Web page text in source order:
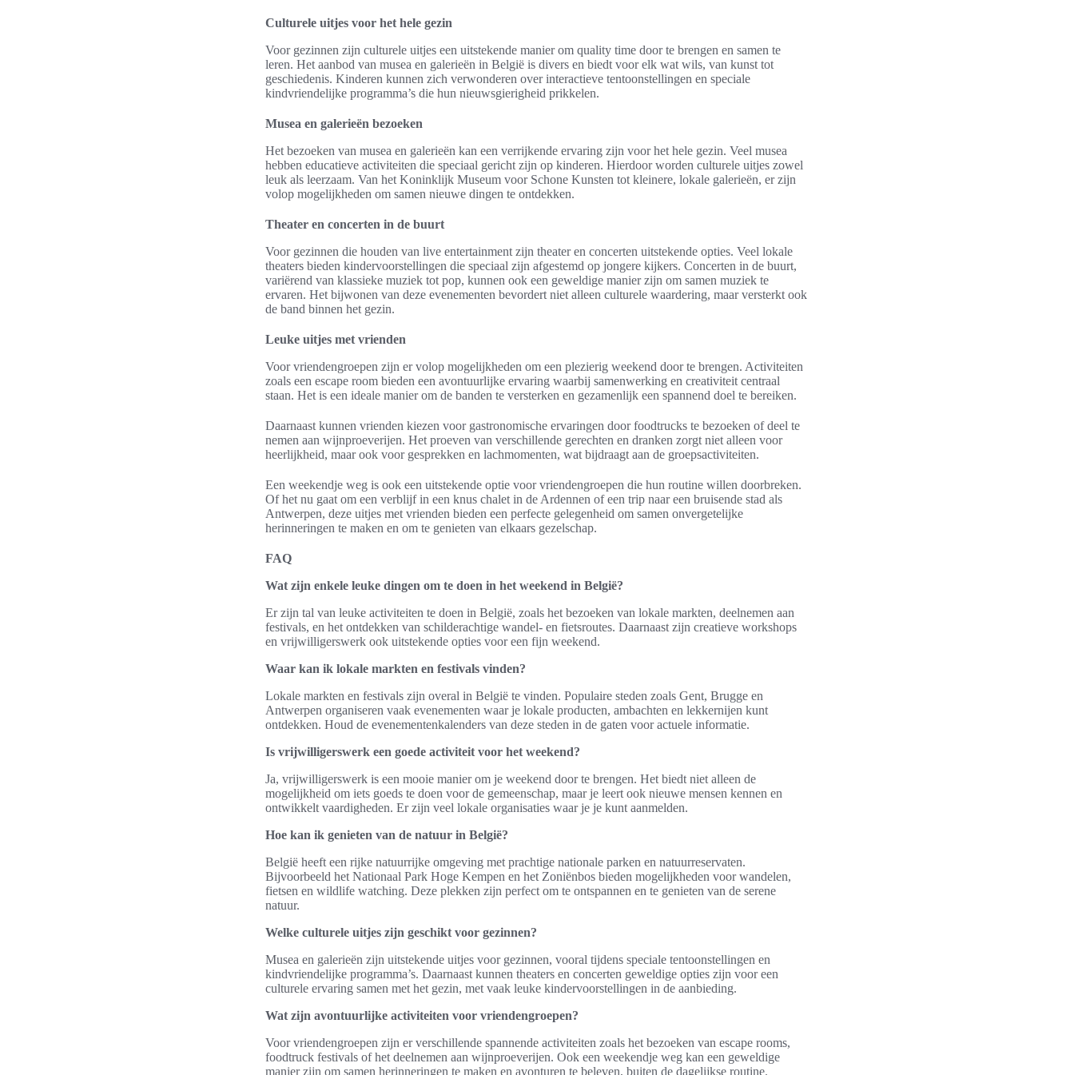
Culturele uitjes voor het hele gezin
Voor gezinnen zijn culturele uitjes een uitstekende manier om quality time door te brengen en samen te
leren. Het aanbod van musea en galerieën in België is divers en biedt voor elk wat wils, van kunst tot
geschiedenis. Kinderen kunnen zich verwonderen over interactieve tentoonstellingen en speciale
kindvriendelijke programma’s die hun nieuwsgierigheid prikkelen.
Musea en galerieën bezoeken
Het bezoeken van musea en galerieën kan een verrijkende ervaring zijn voor het hele gezin. Veel musea
hebben educatieve activiteiten die speciaal gericht zijn op kinderen. Hierdoor worden culturele uitjes zowel
leuk als leerzaam. Van het Koninklijk Museum voor Schone Kunsten tot kleinere, lokale galerieën, er zijn
volop mogelijkheden om samen nieuwe dingen te ontdekken.
Theater en concerten in de buurt
Voor gezinnen die houden van live entertainment zijn theater en concerten uitstekende opties. Veel lokale
theaters bieden kindervoorstellingen die speciaal zijn afgestemd op jongere kijkers. Concerten in de buurt,
variërend van klassieke muziek tot pop, kunnen ook een geweldige manier zijn om samen muziek te
ervaren. Het bijwonen van deze evenementen bevordert niet alleen culturele waardering, maar versterkt ook
de band binnen het gezin.
Leuke uitjes met vrienden
Voor vriendengroepen zijn er volop mogelijkheden om een plezierig weekend door te brengen. Activiteiten
zoals een escape room bieden een avontuurlijke ervaring waarbij samenwerking en creativiteit centraal
staan. Het is een ideale manier om de banden te versterken en gezamenlijk een spannend doel te bereiken.
Daarnaast kunnen vrienden kiezen voor gastronomische ervaringen door foodtrucks te bezoeken of deel te
nemen aan wijnproeverijen. Het proeven van verschillende gerechten en dranken zorgt niet alleen voor
heerlijkheid, maar ook voor gesprekken en lachmomenten, wat bijdraagt aan de groepsactiviteiten.
Een weekendje weg is ook een uitstekende optie voor vriendengroepen die hun routine willen doorbreken.
Of het nu gaat om een verblijf in een knus chalet in de Ardennen of een trip naar een bruisende stad als
Antwerpen, deze uitjes met vrienden bieden een perfecte gelegenheid om samen onvergetelijke
herinneringen te maken en om te genieten van elkaars gezelschap.
FAQ
Wat zijn enkele leuke dingen om te doen in het weekend in België?
Er zijn tal van leuke activiteiten te doen in België, zoals het bezoeken van lokale markten, deelnemen aan
festivals, en het ontdekken van schilderachtige wandel- en fietsroutes. Daarnaast zijn creatieve workshops
en vrijwilligerswerk ook uitstekende opties voor een fijn weekend.
Waar kan ik lokale markten en festivals vinden?
Lokale markten en festivals zijn overal in België te vinden. Populaire steden zoals Gent, Brugge en
Antwerpen organiseren vaak evenementen waar je lokale producten, ambachten en lekkernijen kunt
ontdekken. Houd de evenementenkalenders van deze steden in de gaten voor actuele informatie.
Is vrijwilligerswerk een goede activiteit voor het weekend?
Ja, vrijwilligerswerk is een mooie manier om je weekend door te brengen. Het biedt niet alleen de
mogelijkheid om iets goeds te doen voor de gemeenschap, maar je leert ook nieuwe mensen kennen en
ontwikkelt vaardigheden. Er zijn veel lokale organisaties waar je je kunt aanmelden.
Hoe kan ik genieten van de natuur in België?
België heeft een rijke natuurrijke omgeving met prachtige nationale parken en natuurreservaten.
Bijvoorbeeld het Nationaal Park Hoge Kempen en het Zoniënbos bieden mogelijkheden voor wandelen,
fietsen en wildlife watching. Deze plekken zijn perfect om te ontspannen en te genieten van de serene
natuur.
Welke culturele uitjes zijn geschikt voor gezinnen?
Musea en galerieën zijn uitstekende uitjes voor gezinnen, vooral tijdens speciale tentoonstellingen en
kindvriendelijke programma’s. Daarnaast kunnen theaters en concerten geweldige opties zijn voor een
culturele ervaring samen met het gezin, met vaak leuke kindervoorstellingen in de aanbieding.
Wat zijn avontuurlijke activiteiten voor vriendengroepen?
Voor vriendengroepen zijn er verschillende spannende activiteiten zoals het bezoeken van escape rooms,
foodtruck festivals of het deelnemen aan wijnproeverijen. Ook een weekendje weg kan een geweldige
manier zijn om samen herinneringen te maken en avonturen te beleven, buiten de dagelijkse routine.